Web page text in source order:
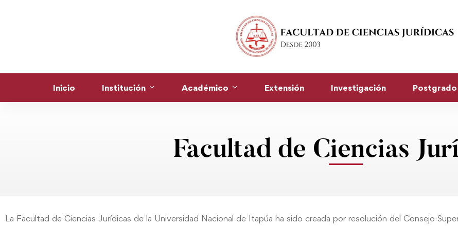
Inicio Institución Académico Extensión Investigación Postgrado
Facultad de Ciencias
La Facultad de Ciencias Jurídicas de la Universidad Nacional de Itapúa ha sido creada por resolución del Consejo